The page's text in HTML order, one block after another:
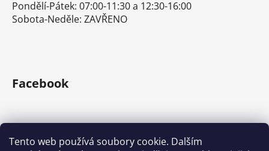
Tento web používá soubory cookie. Dalším
Pondělí-Pátek: 07:00-11:30 a 12:30-16:00
Sobota-Neděle: ZAVŘENO
Facebook